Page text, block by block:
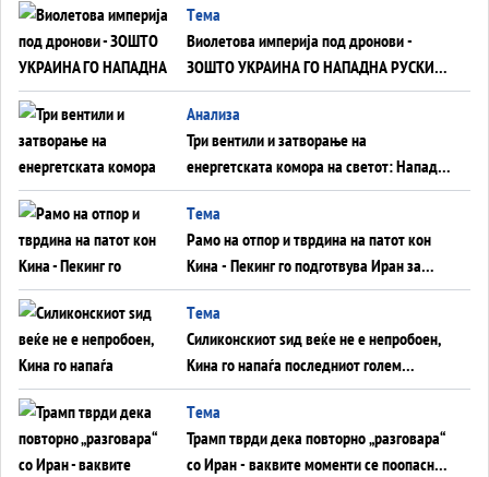
Tема
Виолетова империја под дронови -
ЗОШТО УКРАИНА ГО НАПАДНА РУСКИОТ
WILDBERRIES
Aнализа
Три вентили и затворање на
енергетската комора на светот: Нападот
во Суец најавува глобален енергетски
инфаркт?
Tема
Рамо на отпор и тврдина на патот кон
Кина - Пекинг го подготвува Иран за
американска копнена инвазија
Tема
Силиконскиот ѕид веќе не е непробоен,
Кина го напаѓа последниот голем
монопол на Западот?
Tема
Трамп тврди дека повторно „разговара“
со Иран - ваквите моменти се поопасни